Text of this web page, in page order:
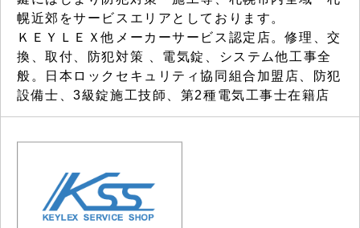
幌近郊をサービスエリアとしております。
ＫＥＹＬＥＸ他メーカーサービス認定店。修理、交
換、取付、防犯対策 、電気錠、システム他工事全
般。日本ロックセキュリティ協同組合加盟店、防犯
設備士、3級錠施工技師、第2種電気工事士在籍店